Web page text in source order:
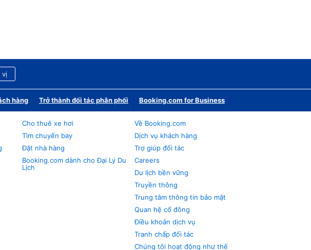
vị
hàng Trở thành đối tác phân phối Booking.com for Business
Cho thuê xe hơi
Tìm chuyến bay
Đặt nhà hàng
Booking.com dành cho Đại Lý Du
Lịch
Về Booking.com
Dịch vụ khách hàng
Trợ giúp đối tác
Careers
Du lịch bền vững
Truyền thông
Trung tâm thông tin bảo mật
Quan hệ cổ đông
Điều khoản dịch vụ
Tranh chấp đối tác
Chúng tôi hoạt động như thế